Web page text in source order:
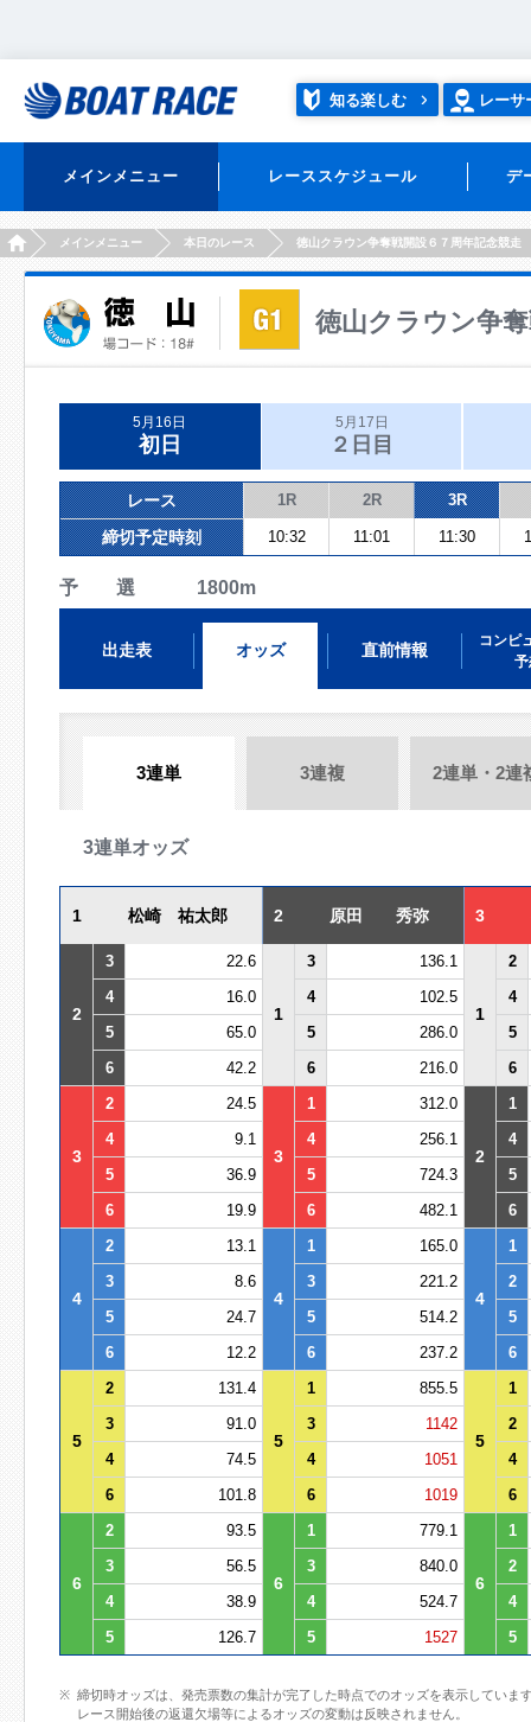
知る楽しむ レーサ
メインメニュー レーススケジュール デ
HOMEメインメニュー 本日のレース 徳山クラウン争奪戦開設６７周年記念競走
徳山クラウン争
5月16日
初日
5月17日
２日目
レース 1R 2R 3R
締切予定時刻 10:32 11:01 11:30
予 選 1800m
出走表 オッズ 直前情報
コンピ
予
3連単 3連複 2連単・2連
3連単オッズ
1 松崎 祐太郎 2 原田 秀弥 3
2
3 22.6
1
3 136.1
1
2
4
16.0 4 102.5
4
5
65.0 5 286.0
5
6
42.2 6 216.0 6
3
2 24.5
3
1 312.0
2
1
4
9.1 4 256.1
4
5
36.9 5 724.3
5
6
19.9 6 482.1 6
4
2 13.1
4
1 165.0
4
1
3
8.6 3 221.2
2
5
24.7 5 514.2
5
6
12.2 6 237.2 6
5
2 131.4
5
1 855.5
5
1
3
91.0 3 1142
2
4
74.5 4 1051
4
6
101.8 6 1019 6
6
2 93.5
6
1 779.1
6
1
3
56.5 3 840.0
2
4
38.9 4 524.7
4
5
126.7 5 1527 5
締切時オッズは、発売票数の集計が完了した時点でのオッズを表示していま
レース開始後の返還欠場等によるオッズの変動は反映されません。